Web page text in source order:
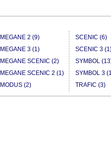
MEGANE 2 (9)
MEGANE 3 (1)
MEGANE SCENIC (2)
MEGANE SCENIC 2 (1)
MODUS (2)
SCENIC (6)
SCENIC 3
SYMBOL
SYMBOL 3
TRAFIC (3)